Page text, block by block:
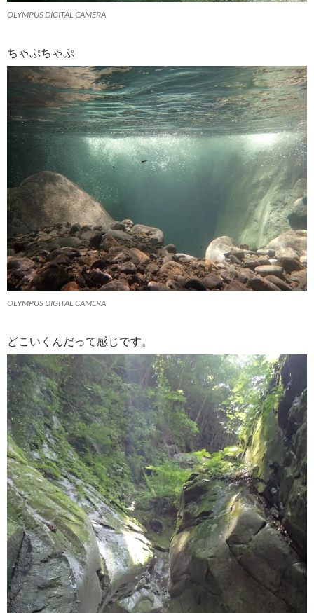
OLYMPUS DIGITAL CAMERA
ちゃぷちゃぷ
OLYMPUS DIGITAL CAMERA
どこいくんだって感じです。